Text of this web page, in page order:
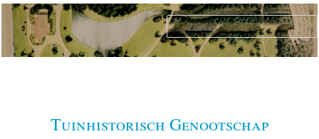
Spring
naar
primaire
Tuinhistorisch Genootschap